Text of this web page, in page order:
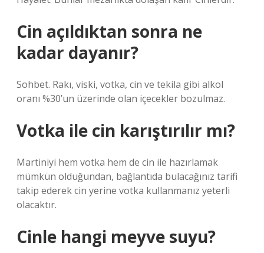
Cin açıldıktan sonra ne
kadar dayanır?
Sohbet. Rakı, viski, votka, cin ve tekila gibi alkol
oranı %30’un üzerinde olan içecekler bozulmaz.
Votka ile cin karıştırılır mı?
Martiniyi hem votka hem de cin ile hazırlamak
mümkün olduğundan, bağlantıda bulacağınız tarifi
takip ederek cin yerine votka kullanmanız yeterli
olacaktır.
Cinle hangi meyve suyu?